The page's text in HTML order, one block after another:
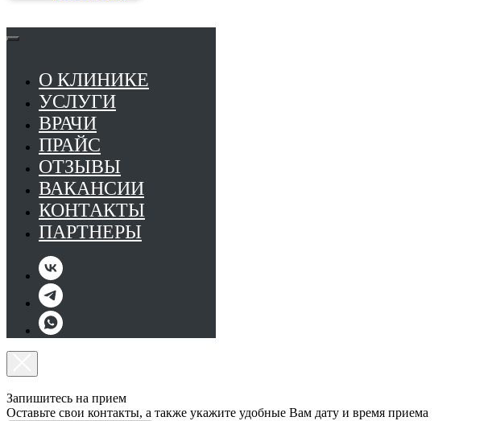
О КЛИНИКЕ
УСЛУГИ
ВРАЧИ
ПРАЙС
ОТЗЫВЫ
ВАКАНСИИ
КОНТАКТЫ
ПАРТНЕРЫ
Запишитесь на прием
Оставьте свои контакты, а также укажите удобные Вам дату и время приема